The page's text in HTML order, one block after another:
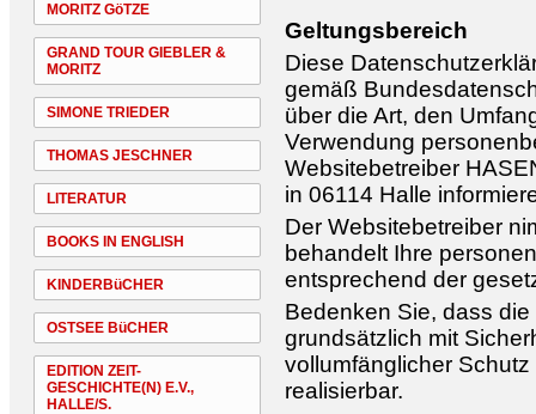
MORITZ GöTZE
GRAND TOUR GIEBLER &
MORITZ
SIMONE TRIEDER
THOMAS JESCHNER
LITERATUR
BOOKS IN ENGLISH
KINDERBüCHER
OSTSEE BüCHER
EDITION ZEIT-
GESCHICHTE(N) E.V.,
HALLE/S.
Geltungsbereich
Diese
gemäß
über die Art, den
Verwendung
Websitebetreiber
in 06114 Halle
Der Websitebetreiber
behandelt Ihre
entsprechend der
Bedenken Sie, dass
grundsätzlich mit
vollumfänglicher
realisierbar.